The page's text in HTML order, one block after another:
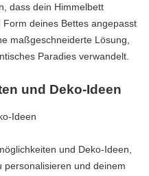
dass dein Himmelbett
deines Bettes angepasst
maßgeschneiderte Lösung,
Paradies verwandelt.
und Deko-Ideen
Ideen
und Deko-Ideen,
personalisieren und deinem